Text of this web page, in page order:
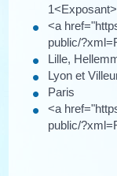
<a
public/
Lille,
Lyon et
Paris
<a
public/